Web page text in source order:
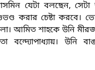
যেটা বলছেন,
করার চেষ্টা করবে।
আমিত শাহকে উনি
উনি